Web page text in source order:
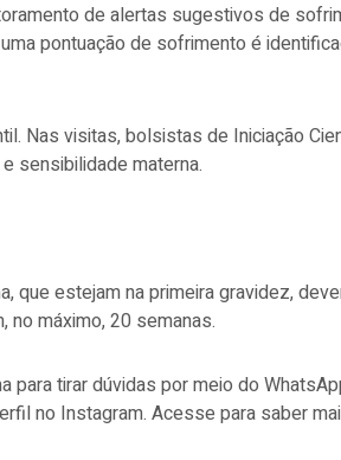
de alertas sugestivos de
pontuação de sofrimento é
Nas visitas, bolsistas de Iniciação
sensibilidade materna.
estejam na primeira gravidez,
máximo, 20 semanas.
tirar dúvidas por meio do
no Instagram. Acesse para saber